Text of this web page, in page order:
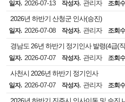
일자. 2026-07-13 작성자. 관리자 조회
2026년 하반기 산청군 인사(승진)
일자. 2026-07-08 작성자. 관리자 조회
경남도 26년 하반기 정기인사 발령(4급(
일자. 2026-07-07 작성자. 관리자 조회
사천시 2026년 하반기 정기인사
일자. 2026-07-07 작성자. 관리자 조회